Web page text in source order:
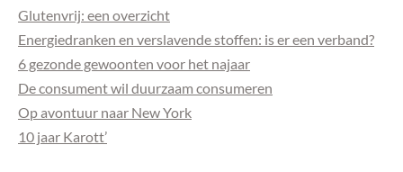
Glutenvrij: een overzicht
Energiedranken en verslavende stoffen: is er een verband?
6 gezonde gewoonten voor het najaar
De consument wil duurzaam consumeren
Op avontuur naar New York
10 jaar Karott’